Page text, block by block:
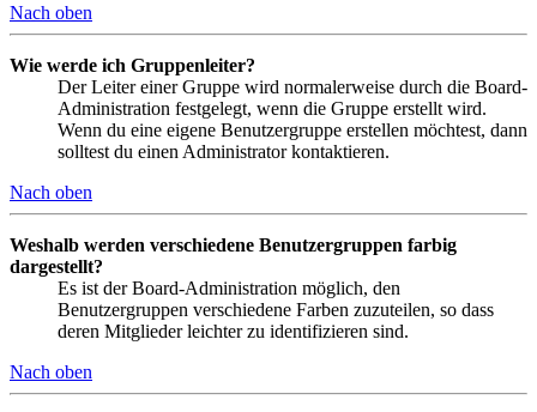
Nach oben
Wie werde ich Gruppenleiter?
Der Leiter einer Gruppe wird normalerweise durch die Board-
Administration festgelegt, wenn die Gruppe erstellt wird.
Wenn du eine eigene Benutzergruppe erstellen möchtest, dann
solltest du einen Administrator kontaktieren.
Nach oben
Weshalb werden verschiedene Benutzergruppen farbig
dargestellt?
Es ist der Board-Administration möglich, den
Benutzergruppen verschiedene Farben zuzuteilen, so dass
deren Mitglieder leichter zu identifizieren sind.
Nach oben